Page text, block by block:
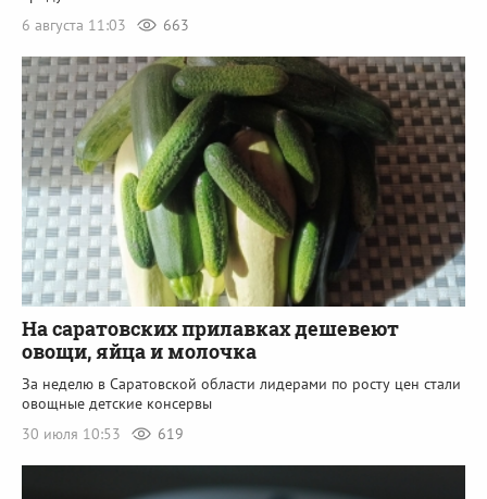
6 августа 11:03
663
На саратовских прилавках дешевеют
овощи, яйца и молочка
За неделю в Саратовской области лидерами по росту цен стали
овощные детские консервы
30 июля 10:53
619